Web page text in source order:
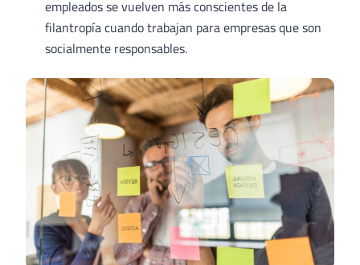
empleados se vuelven más conscientes de la
filantropía cuando trabajan para empresas que son
socialmente responsables.